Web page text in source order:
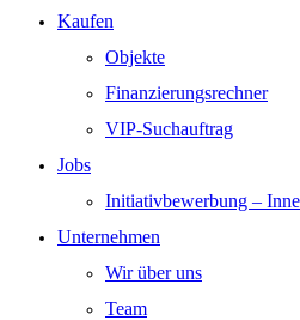
Kaufen
Objekte
Finanzierungsrechner
VIP-Suchauftrag
Jobs
Initiativbewerbung –
Unternehmen
Wir über uns
Team